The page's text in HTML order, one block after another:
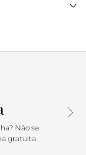
super
com ótima
a linha:
e qualidade
em seus
biodegradável
Não se
gratuita